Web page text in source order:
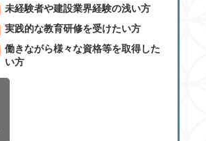
未経験者や建設業界経験の浅い方
実践的な教育研修を受けたい方
働きながら様々な資格等を取得した
い方